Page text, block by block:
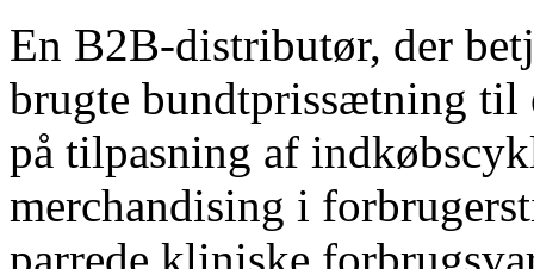
En B2B-distributør, der
brugte bundtprissætning til
på tilpasning af
merchandising i